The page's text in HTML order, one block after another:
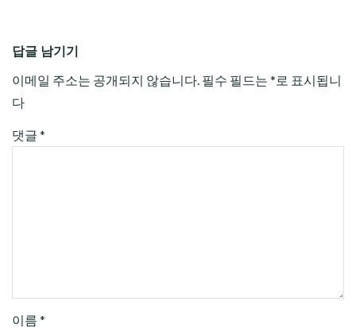
답글 남기기
이메일 주소는 공개되지 않습니다. 필수 필드는 * 로 표시됩니
다
댓글 *
이름 *